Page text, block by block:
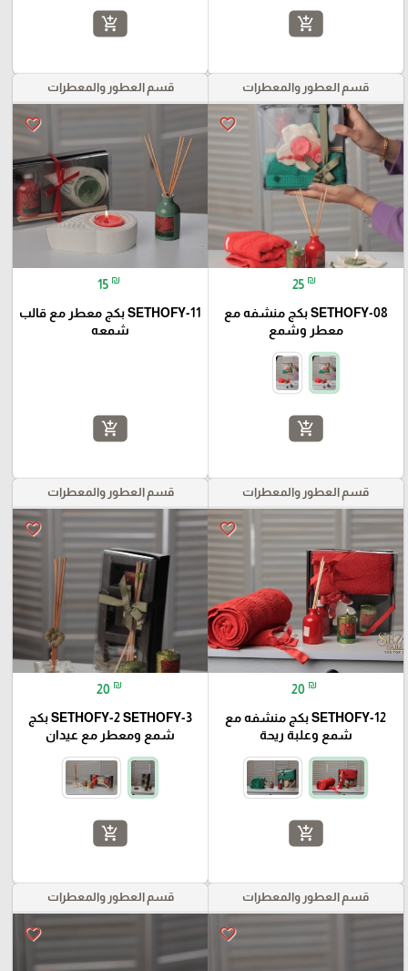
add_shopping_cart
add_shopping_cart
قسم العطور والمعطرات
favorite_border
25 ₪
SETHOFY-08 بكج منشفه مع
معطر وشمع
add_shopping_cart
قسم العطور والمعطرات
favorite_border
15 ₪
SETHOFY-11 بكج معطر مع قالب
شمعه
add_shopping_cart
قسم العطور والمعطرات
favorite_border
20 ₪
SETHOFY-12 بكج منشفه مع
شمع وعلبة ريحة
add_shopping_cart
قسم العطور والمعطرات
favorite_border
20 ₪
SETHOFY-2 SETHOFY-3 بكج
شمع ومعطر مع عيدان
add_shopping_cart
قسم العطور والمعطرات
favorite_border
قسم العطور والمعطرات
favorite_border